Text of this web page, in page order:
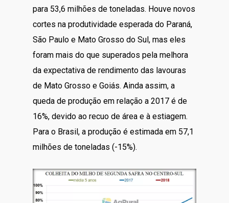
para 53,6 milhões de toneladas. Houve novos
cortes na produtividade esperada do Paraná,
São Paulo e Mato Grosso do Sul, mas eles
foram mais do que superados pela melhora
da expectativa de rendimento das lavouras
de Mato Grosso e Goiás. Ainda assim, a
queda de produção em relação a 2017 é de
16%, devido ao recuo de área e à estiagem.
Para o Brasil, a produção é estimada em 57,1
milhões de toneladas (-15%).